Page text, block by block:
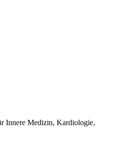
Innere Medizin, Kardiologie,